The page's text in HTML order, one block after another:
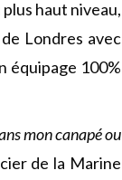
haut niveau,
Londres avec
équipage 100%
mon canapé ou
de la Marine